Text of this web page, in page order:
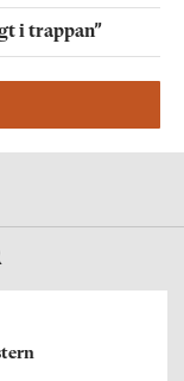
i trappan”